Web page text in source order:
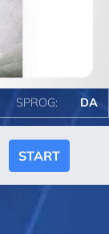
SPROG: DA
START